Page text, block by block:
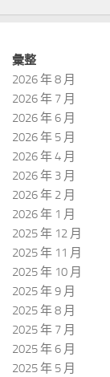
彙整
2026 年 8 月
2026 年 7 月
2026 年 6 月
2026 年 5 月
2026 年 4 月
2026 年 3 月
2026 年 2 月
2026 年 1 月
2025 年 12 月
2025 年 11 月
2025 年 10 月
2025 年 9 月
2025 年 8 月
2025 年 7 月
2025 年 6 月
2025 年 5 月